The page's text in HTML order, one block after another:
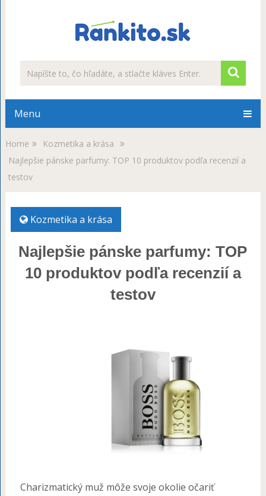
Menu
Home
Kozmetika a krása
Najlepšie pánske parfumy: TOP 10 produktov podľa recenzií a
testov
Kozmetika a krása
Najlepšie pánske parfumy: TOP
10 produktov podľa recenzií a
testov
Charizmatický muž môže svoje okolie očariť